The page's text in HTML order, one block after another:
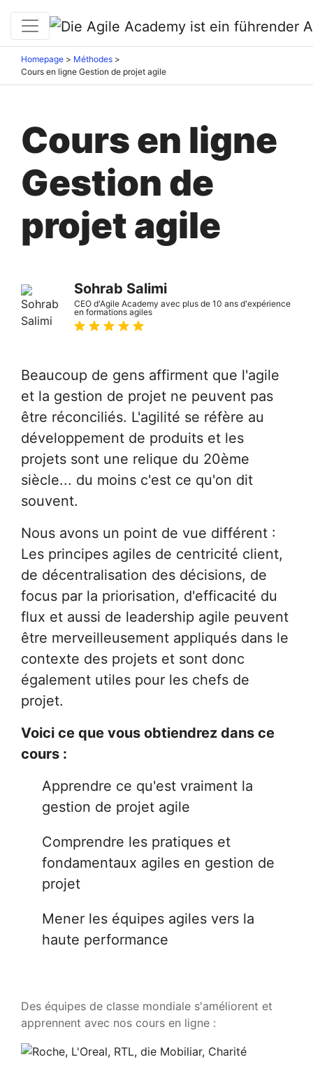
Homepage > Méthodes >
Cours en ligne Gestion de projet agile
Cours en ligne
Gestion de
projet agile
Sohrab Salimi
CEO d'Agile Academy avec plus de 10 ans d'expérience
en formations agiles
Beaucoup de gens affirment que l'agile
et la gestion de projet ne peuvent pas
être réconciliés. L'agilité se réfère au
développement de produits et les
projets sont une relique du 20ème
siècle... du moins c'est ce qu'on dit
souvent.
Nous avons un point de vue différent :
Les principes agiles de centricité client,
de décentralisation des décisions, de
focus par la priorisation, d'efficacité du
flux et aussi de leadership agile peuvent
être merveilleusement appliqués dans le
contexte des projets et sont donc
également utiles pour les chefs de
projet.
Voici ce que vous obtiendrez dans ce
cours :
Apprendre ce qu'est vraiment la
gestion de projet agile
Comprendre les pratiques et
fondamentaux agiles en gestion de
projet
Mener les équipes agiles vers la
haute performance
Des équipes de classe mondiale s'améliorent et
apprennent avec nos cours en ligne :